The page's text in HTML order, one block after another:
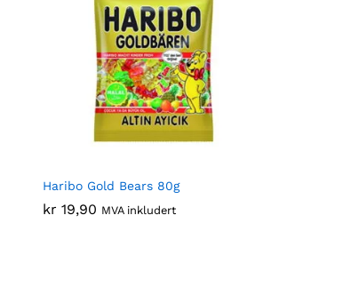
Haribo Gold Bears 80g
kr 19,90 MVA inkludert
kr 19,90